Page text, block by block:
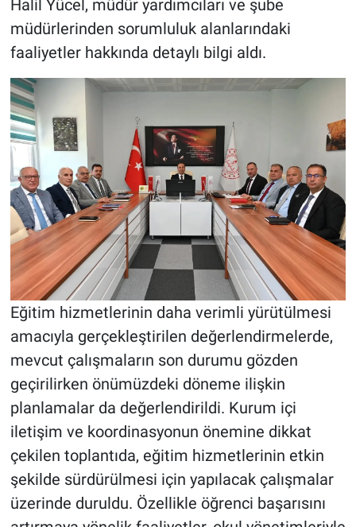
Halil Yücel, müdür yardımcıları ve şube
müdürlerinden sorumluluk alanlarındaki
faaliyetler hakkında detaylı bilgi aldı.
Eğitim hizmetlerinin daha verimli yürütülmesi
amacıyla gerçekleştirilen değerlendirmelerde,
mevcut çalışmaların son durumu gözden
geçirilirken önümüzdeki döneme ilişkin
planlamalar da değerlendirildi. Kurum içi
iletişim ve koordinasyonun önemine dikkat
çekilen toplantıda, eğitim hizmetlerinin etkin
şekilde sürdürülmesi için yapılacak çalışmalar
üzerinde duruldu. Özellikle öğrenci başarısını